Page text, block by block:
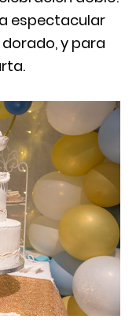
espectacular
y para